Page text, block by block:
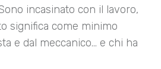
incasinato con il lavoro,
significa come minimo
e dal meccanico… e chi ha